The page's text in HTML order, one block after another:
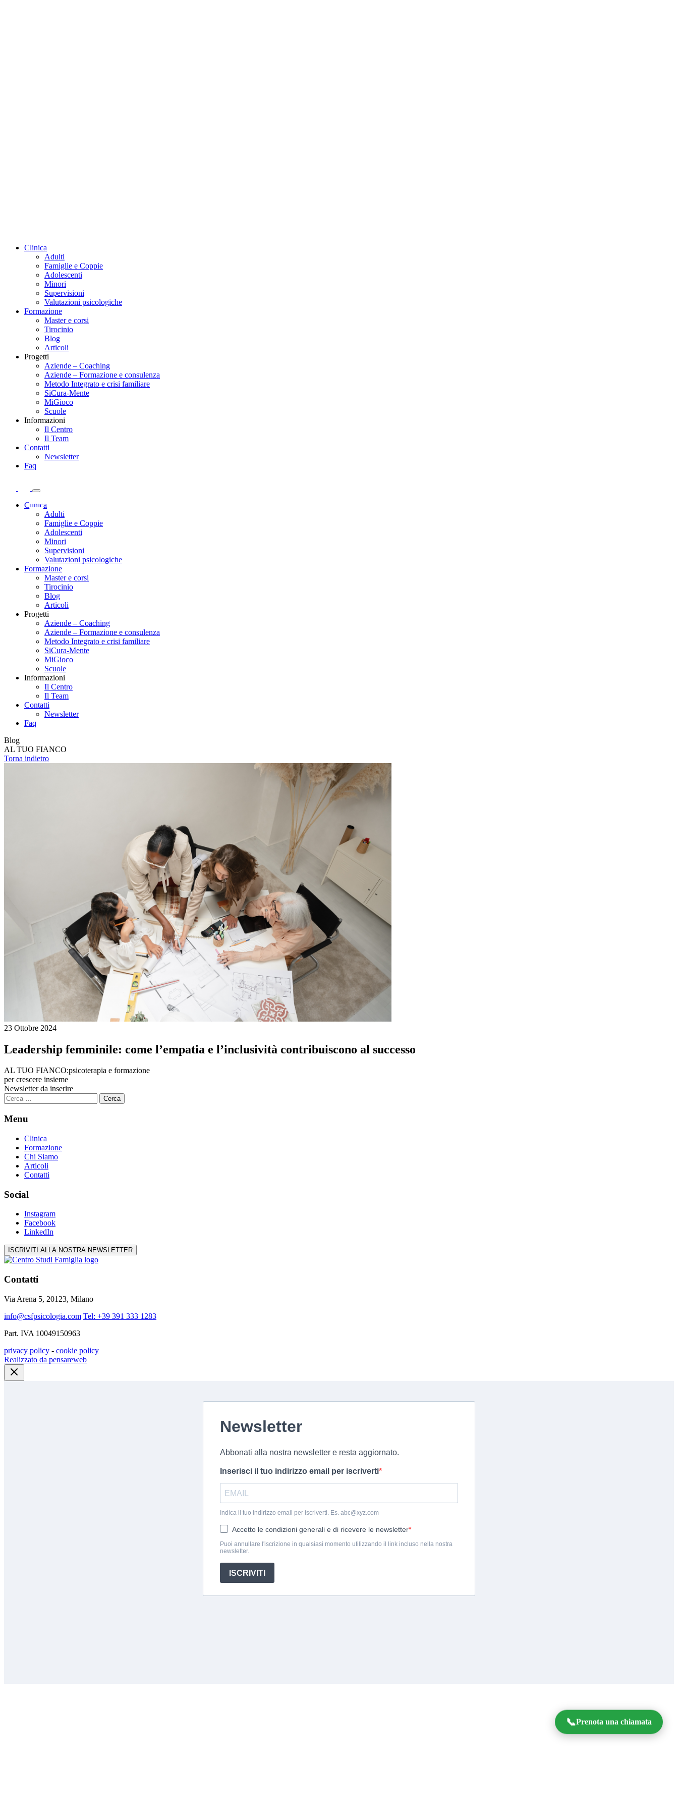
Clinica
Adulti
Famiglie e Coppie
Adolescenti
Minori
Supervisioni
Valutazioni psicologiche
Formazione
Master e corsi
Tirocinio
Blog
Articoli
Progetti
Aziende – Coaching
Aziende – Formazione e consulenza
Metodo Integrato e crisi familiare
SiCura-Mente
MiGioco
Scuole
Informazioni
Il Centro
Il Team
Contatti
Newsletter
Faq
Clinica
Adulti
Famiglie e Coppie
Adolescenti
Minori
Supervisioni
Valutazioni psicologiche
Formazione
Master e corsi
Tirocinio
Blog
Articoli
Progetti
Aziende – Coaching
Aziende – Formazione e consulenza
Metodo Integrato e crisi familiare
SiCura-Mente
MiGioco
Scuole
Informazioni
Il Centro
Il Team
Contatti
Newsletter
Faq
Blog
AL TUO FIANCO
Torna indietro
23 Ottobre 2024
Leadership femminile: come l’empatia e l’inclusività contribuiscono al successo
AL TUO FIANCO:psicoterapia e formazione
per crescere insieme
Newsletter da inserire
Ricerca
per:
Menu
Clinica
Formazione
Chi Siamo
Articoli
Contatti
Social
Instagram
Facebook
LinkedIn
ISCRIVITI ALLA NOSTRA NEWSLETTER
Contatti
Via Arena 5, 20123, Milano
info@csfpsicologia.com Tel: +39 391 333 1283
Part. IVA 10049150963
privacy policy - cookie policy
Realizzato da pensareweb
📞Prenota una chiamata